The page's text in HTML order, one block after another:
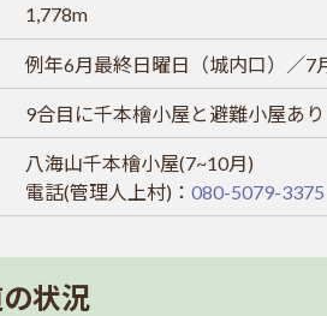
1,778m
例年6月最終日曜日（城内口）／7
9合目に千本檜小屋と避難小屋あり
八海山千本檜小屋(7~10月)
電話(管理人上村)： 080-5079-3375
状況